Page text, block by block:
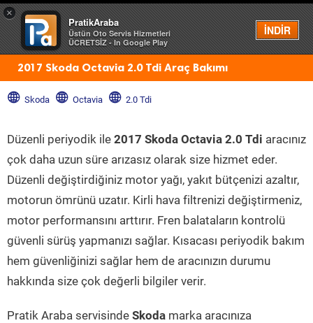
×
PratikAraba
Üstün Oto Servis Hizmetleri
ÜCRETSİZ - In Google Play
İNDİR
Menü
2017 Skoda Octavia 2.0 Tdi Araç Bakımı
Skoda Octavia 2.0 Tdi
Düzenli periyodik ile 2017 Skoda Octavia 2.0 Tdi aracınız
çok daha uzun süre arızasız olarak size hizmet eder.
Düzenli değiştirdiğiniz motor yağı, yakıt bütçenizi azaltır,
motorun ömrünü uzatır. Kirli hava filtrenizi değiştirmeniz,
motor performansını arttırır. Fren balataların kontrolü
güvenli sürüş yapmanızı sağlar. Kısacası periyodik bakım
hem güvenliğinizi sağlar hem de aracınızın durumu
hakkında size çok değerli bilgiler verir.
Pratik Araba servisinde Skoda marka aracınıza